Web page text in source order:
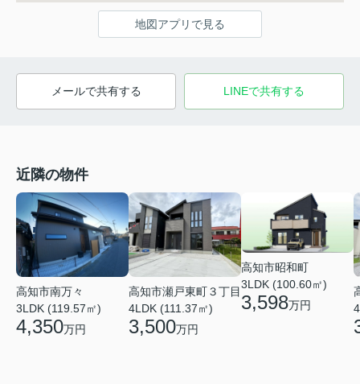
地図アプリで見る
メールで共有する LINEで共有する
近隣の物件
高知市南万々
3LDK (119.57㎡)
4,350万円
高知市瀬戸東町３丁目
4LDK (111.37㎡)
3,500万円
高知市昭和町
3LDK (100.60㎡)
3,598万円